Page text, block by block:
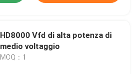
HD8000 Vfd di alta potenza di
medio voltaggio
MOQ：1